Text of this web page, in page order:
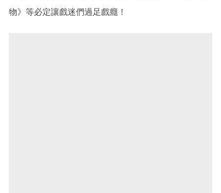
物》等必定讓戲迷們過足戲癮！